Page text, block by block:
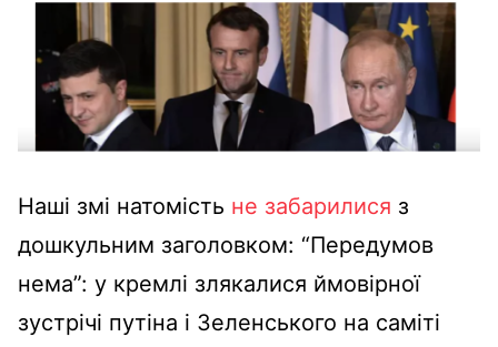
Наші змі натомість не забарилися з
дошкульним заголовком: “Передумов
нема”: у кремлі злякалися ймовірної
зустрічі путіна і Зеленського на саміті